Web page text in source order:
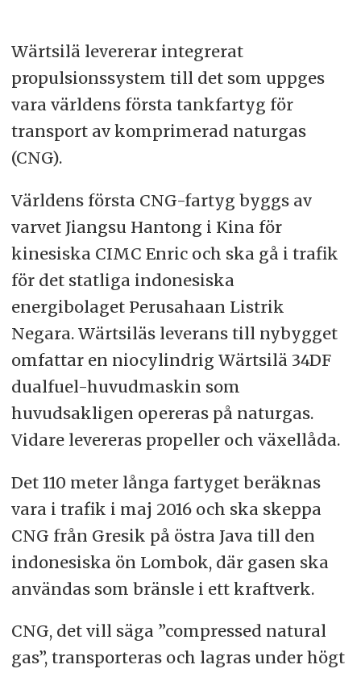
Wärtsilä levererar integrerat
propulsionssystem till det som uppges
vara världens första tankfartyg för
transport av komprimerad naturgas
(CNG).
Världens första CNG-fartyg byggs av
varvet Jiangsu Hantong i Kina för
kinesiska CIMC Enric och ska gå i trafik
för det statliga indonesiska
energibolaget Perusahaan Listrik
Negara. Wärtsiläs leverans till nybygget
omfattar en niocylindrig Wärtsilä 34DF
dualfuel-huvudmaskin som
huvudsakligen opereras på naturgas.
Vidare levereras propeller och växellåda.
Det 110 meter långa fartyget beräknas
vara i trafik i maj 2016 och ska skeppa
CNG från Gresik på östra Java till den
indonesiska ön Lombok, där gasen ska
användas som bränsle i ett kraftverk.
CNG, det vill säga ”compressed natural
gas”, transporteras och lagras under högt